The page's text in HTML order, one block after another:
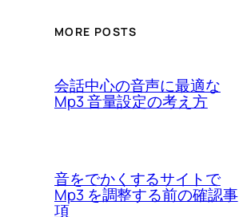
MORE POSTS
会話中心の音声に最適な
Mp3 音量設定の考え方
音をでかくするサイトで
Mp3 を調整する前の確認事
項